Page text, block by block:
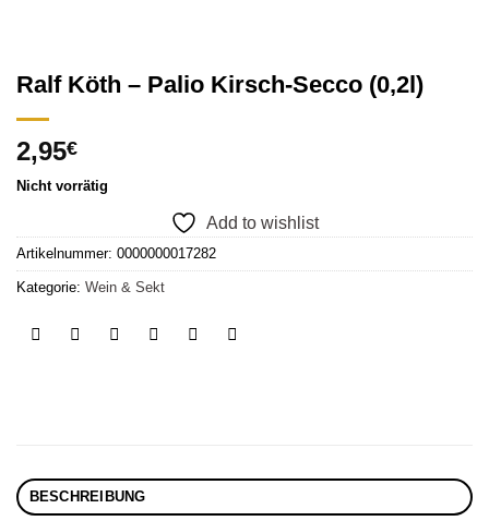
Ralf Köth – Palio Kirsch-Secco (0,2l)
2,95€
Nicht vorrätig
Add to wishlist
Artikelnummer: 0000000017282
Kategorie: Wein & Sekt
BESCHREIBUNG